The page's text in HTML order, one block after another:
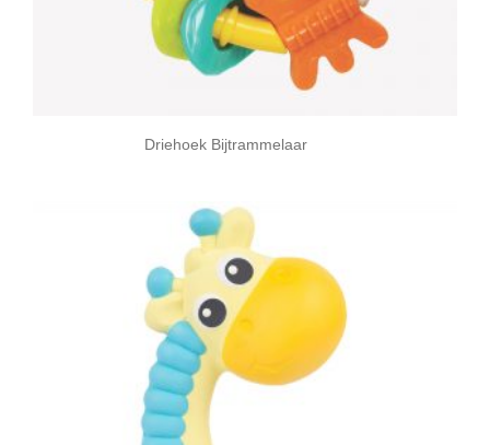
Driehoek Bijtrammelaar